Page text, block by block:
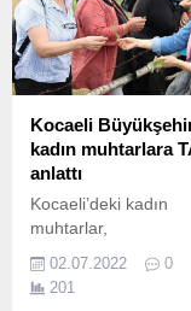
Kocaeli
kadın muhtarlara
anlattı
Kocaeli’deki kadın
muhtarlar,
kapsamında biberiye
tıbbı nane ekilen
02.07.2022
0
201